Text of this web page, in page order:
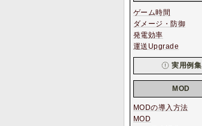
ゲーム時間
ダメージ・防御
発電効率
運送Upgrade
実用例集
MOD
MODの導入方法
MOD